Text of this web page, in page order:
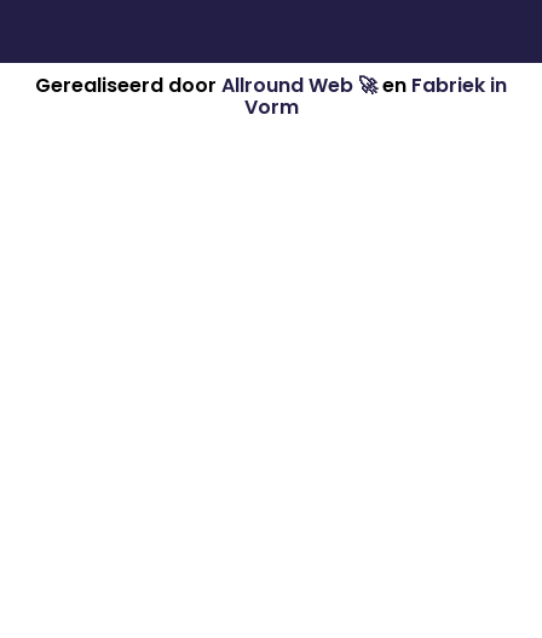
Gerealiseerd door Allround Web 🚀en Fabriek in
Vorm